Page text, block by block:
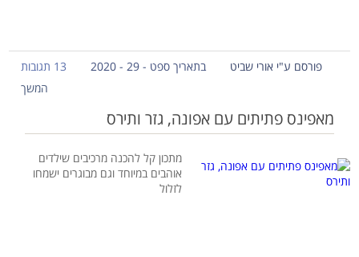
פורסם ע"י אורי שביט בתאריך ספט - 29 - 2020
13 תגובות
המשך
מאפינס פתיתים עם אפונה, גזר ותירס
מתכון קל להכנה מרכיבים שילדים
אוהבים במיוחד וגם מבוגרים ישמחו
לזלול